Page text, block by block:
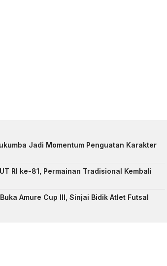
Jadi Momentum Penguatan Karakter
RI ke-81, Permainan Tradisional Kembali
Amure Cup III, Sinjai Bidik Atlet Futsal